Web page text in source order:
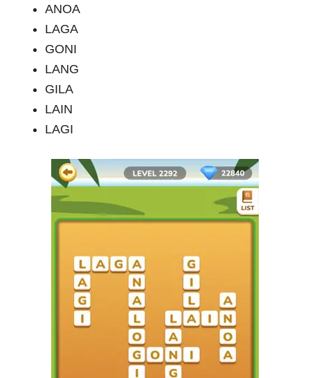
ANOA
LAGA
GONI
LANG
GILA
LAIN
LAGI